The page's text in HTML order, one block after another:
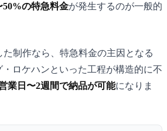
50%の特急料金が発生するのが一般的
制作なら、特急料金の主因となる
ロケハンといった工程が構造的に不
業日〜2週間で納品が可能になりま